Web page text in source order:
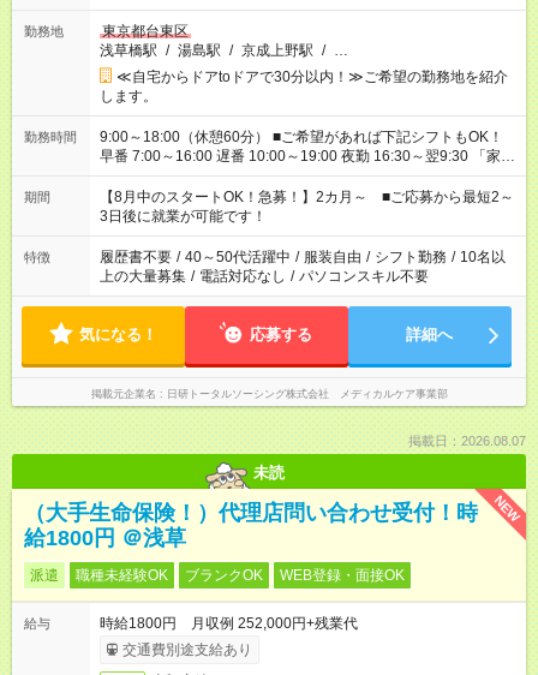
勤務地
東京都台東区
浅草橋駅 / 湯島駅 / 京成上野駅 / …
≪自宅からドアtoドアで30分以内！≫ご希望の勤務地を紹介
します。
勤務時間
9:00～18:00（休憩60分） ■ご希望があれば下記シフトもOK！
早番 7:00～16:00 遅番 10:00～19:00 夜勤 16:30～翌9:30 「家族
と休みを合わせたい」 「余裕を持って夕飯の準備がしたい」
「できれば残業はしたくない」 など、ご希望を教えてください
ね。 ※Wワーク希望の方へ 今ご覧のお仕事で希望する勤務時間
と、もう1つのお仕事の勤務時間。 合計で週40時間を超える場
合は応募できません。
期間
【8月中のスタートOK！急募！】2カ月～ ■ご応募から最短2～
3日後に就業が可能です！
特徴 履歴書不要 / 40～50代活躍中 / 服装自由 / シフト勤務 / 10名以
上の大量募集 / 電話対応なし / パソコンスキル不要
気になる！ 応募する 詳細へ
掲載元企業名 日研トータルソーシング株式会社 メディカルケア事業部
掲載日：2026.08.07
未読
NEW
（大手生命保険！）代理店問い合わせ受付！時
給1800円 ＠浅草
派遣 職種未経験OK ブランクOK WEB登録・面接OK
給与
時給1800円 月収例 252,000円+残業代
交通費別途支給あり